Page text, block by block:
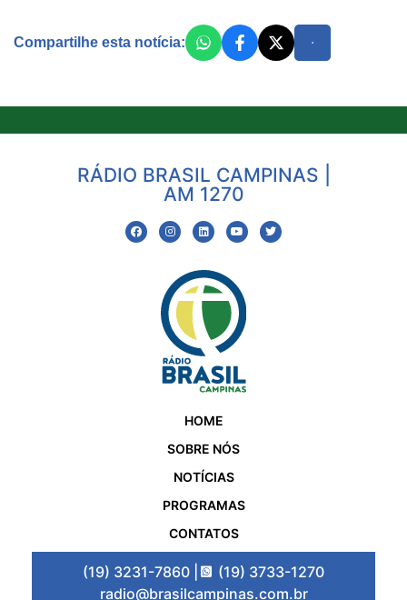
Compartilhe esta notícia:
RÁDIO BRASIL CAMPINAS |
AM 1270
HOME
SOBRE NÓS
NOTÍCIAS
PROGRAMAS
CONTATOS
(19) 3231-7860 |
(19) 3733-1270
radio@brasilcampinas.com.br